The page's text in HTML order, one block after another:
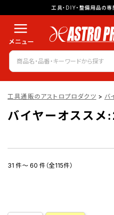
工具・DIY・整備用品の
工具通販のアストロプロダクツ > バ
バイヤーオススメ
31 件～ 60 件（全115件）